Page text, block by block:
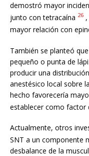
demostró mayor
junto con tetracaína 26
mayor relación con
También se planteó
pequeño o punta de
producir una
anestésico local sobre
hecho favorecería
establecer como factor
Actualmente, otros
SNT a un componente
desbalance de la